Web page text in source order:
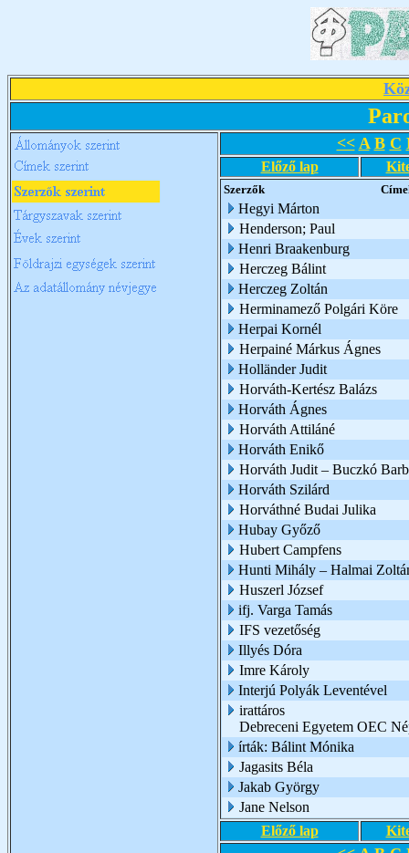
<< A B C
Előző lap
Szerzők
Hegyi Márton
Henderson; Paul
Henri Braakenburg
Herczeg Bálint
Herczeg Zoltán
Herminamező Polgári Köre
Herpai Kornél
Herpainé Márkus Ágnes
Holländer Judit
Horváth-Kertész Balázs
Horváth Ágnes
Horváth Attiláné
Horváth Enikő
Horváth Judit – Buczkó
Horváth Szilárd
Horváthné Budai Julika
Hubay Győző
Hubert Campfens
Hunti Mihály – Halmai
Huszerl József
ifj. Varga Tamás
IFS vezetőség
Illyés Dóra
Imre Károly
Interjú Polyák Leventével
irattáros
Debreceni Egyetem OEC
írták: Bálint Mónika
Jagasits Béla
Jakab György
Jane Nelson
Előző lap